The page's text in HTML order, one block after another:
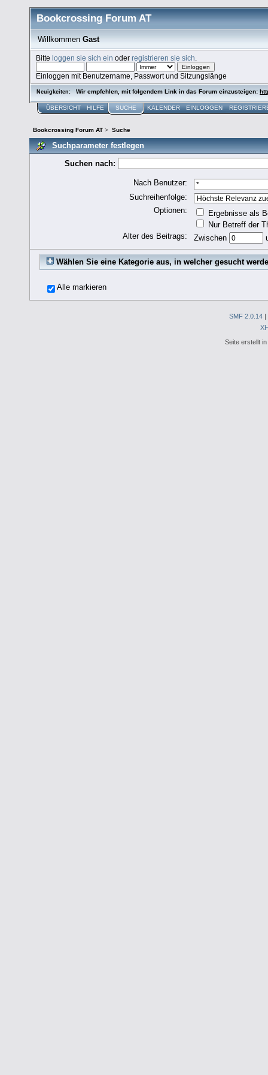
Bookcrossing Forum AT
Willkommen Gast
Bitteloggen sie sich ein oderregistrieren sie sich
Einloggen mit Benutzername, Passwort und Sitzungslänge
Neuigkeiten: Wir empfehlen, mit folgendem Link in das Forum einzusteigen:
ÜBERSICHT HILFE SUCHE KALENDER EINLOGGEN
Bookcrossing Forum AT > Suche
Suchparameter festlegen
Suchen nach:
Nach Benutzer:
Suchreihenfolge:
Optionen:
Ergebnisse als
Nur Betreff der
Alter des Beitrags:
Zwischen
Wählen Sie eine Kategorie aus, in welcher gesucht
Alle markieren
SMF 2.0.14
Seite erstellt